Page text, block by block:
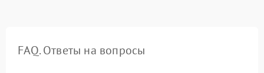
FAQ. Ответы на вопросы